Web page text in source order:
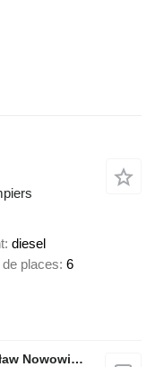
diesel
places 6
"Bonex" Zakład Wielobranżowy Mirosław Nowowiejski